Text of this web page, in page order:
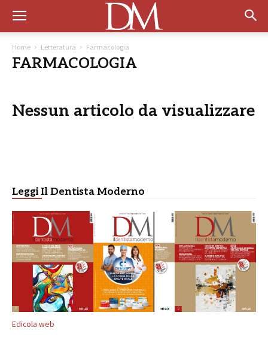
Home Letteratura Farmacologia
FARMACOLOGIA
Nessun articolo da visualizzare
Leggi Il Dentista Moderno
Edicola web